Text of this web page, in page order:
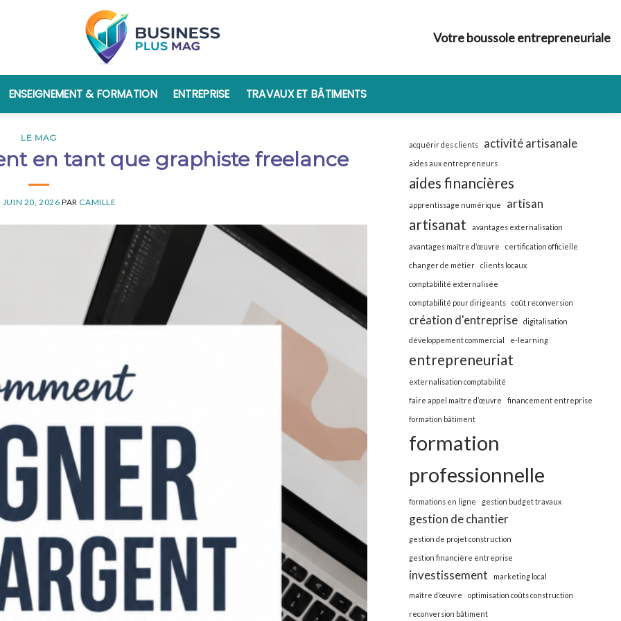
Votre boussole entrepreneuriale
ENSEIGNEMENT & FORMATION ENTREPRISE TRAVAUX ET BÂTIMENTS
LE MAG
en tant que graphiste freelance
JUIN 20, 2026 PARCAMILLE
acquérir des clients activité artisanale
aides aux entrepreneurs
aides financières
apprentissage numérique artisan
artisanat avantages externalisation
avantages maître d’œuvre certification officielle
changer de métier clients locaux
comptabilité externalisée
comptabilité pour dirigeants coût reconversion
création d'entreprise digitalisation
développement commercial e-learning
entrepreneuriat
externalisation comptabilité
faire appel maître d’œuvre financement entreprise
formation bâtiment
formation
professionnelle
formations en ligne gestion budget travaux
gestion de chantier
gestion de projet construction
gestion financière entreprise
investissement marketing local
maître d’œuvre optimisation coûts construction
reconversion bâtiment